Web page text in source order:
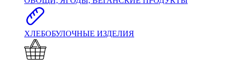
ХЛЕБОБУЛОЧНЫЕ ИЗДЕЛИЯ